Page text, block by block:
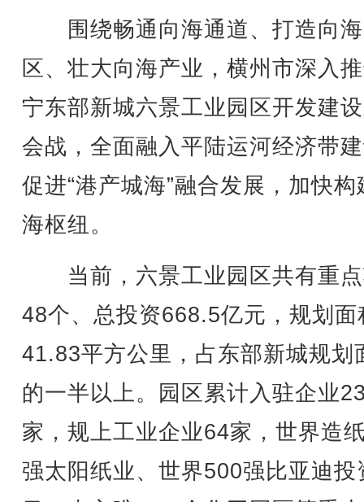
围绕畅通向海通道、打造向
区、壮大向海产业，横州市深入
宁东部新城六景工业园区开发建
会战，全面融入平陆运河经济带
促进“港产城海”融合发展，加快构
海枢纽。
当前，六景工业园区共有重
48个、总投资668.5亿元，规划面
41.83平方公里，占东部新城规划
的一半以上。园区累计入驻企业
家，规上工业企业64家，世界造
强太阳纸业、世界500强比亚迪投